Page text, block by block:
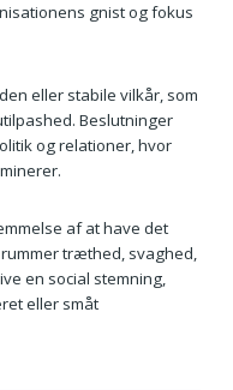
gnist og fokus
eller stabile vilkår, som
Beslutninger
og relationer, hvor
af at have det
træthed, svaghed,
en social stemning,
eller småt